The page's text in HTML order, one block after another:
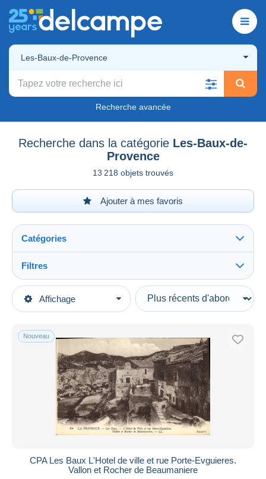
Les-Baux-de-Provence
Recherche avancée
Recherche dans la catégorie Les-Baux-de-
Provence
13 218 objets trouvés
Ajouter à mes favoris
Affichage
Catégories
Catégories principales
Europe
France
[13] Bouches-du-Rhône
Les-Baux-de-Provence
Filtres
Types de vente
En cours
Prix fixes
Enchères avec offres
Enchères sans offres
Maisons de vente
Vendus
Toutes les durées
depuis
Nouveau
CPA Les Baux L'Hotel de ville et rue Porte-Evguieres.
Vallon et Rocher de Beaumaniere